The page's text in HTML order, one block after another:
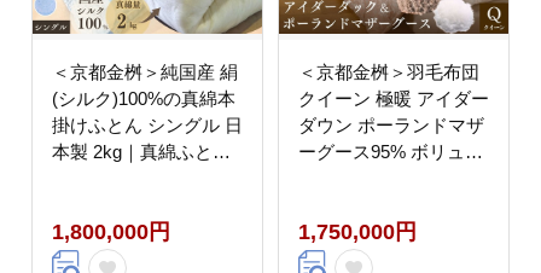
＜京都金桝＞純国産 絹
(シルク)100%の真綿本
掛けふとん シングル 日
本製 2kg｜真綿ふとん
冬用
1,800,000円
＜京都金桝＞羽毛布団
クイーン 極暖 アイダー
ダウン ポーランドマザ
ーグース95% ボリュー
ブルー 冬用 布団 京都
亀岡産 キャピタル トリ
1,750,000円